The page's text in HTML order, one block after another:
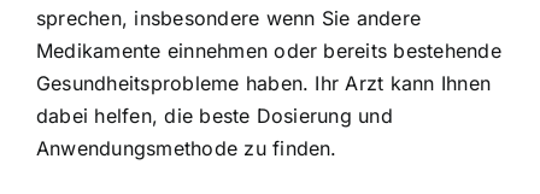
sprechen, insbesondere wenn Sie andere
Medikamente einnehmen oder bereits bestehende
Gesundheitsprobleme haben. Ihr Arzt kann Ihnen
dabei helfen, die beste Dosierung und
Anwendungsmethode zu finden.